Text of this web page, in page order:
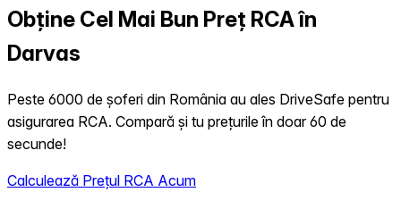
Obține Cel Mai Bun Preț RCA în
Darvas
Peste 6000 de șoferi din România au ales DriveSafe pentru
asigurarea RCA. Compară și tu prețurile în doar 60 de
secunde!
Calculează Prețul RCA Acum